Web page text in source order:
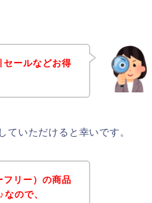
ールなどお得
いただけると幸いです。
リー）の商品
ので、